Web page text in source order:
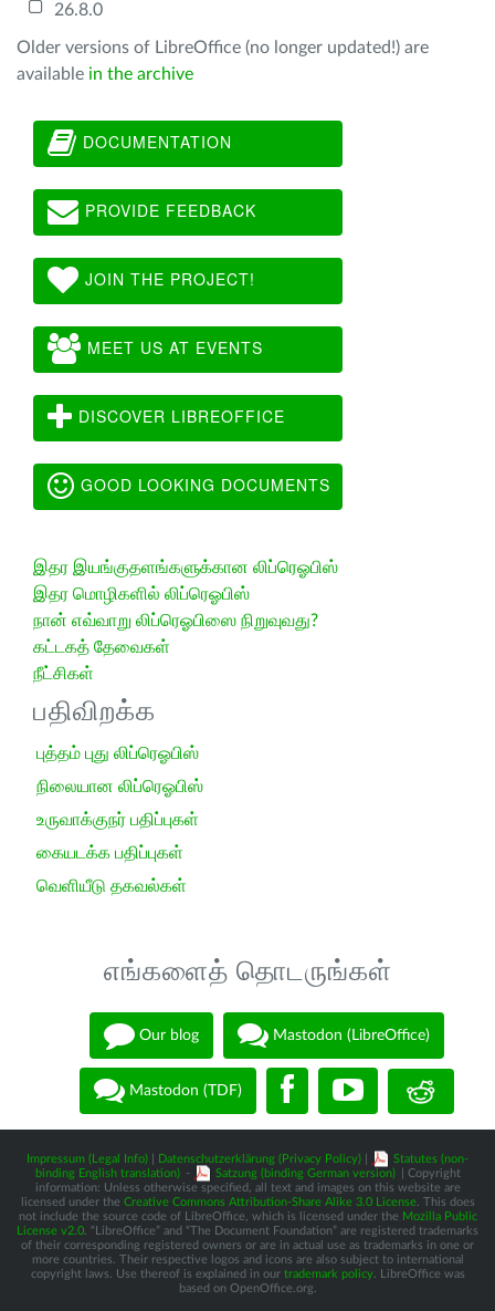
26.8.0
Older versions of LibreOffice (no longer updated!) are
available in the archive
DOCUMENTATION
PROVIDE FEEDBACK
JOIN THE PROJECT!
MEET US AT EVENTS
DISCOVER LIBREOFFICE
GOOD LOOKING DOCUMENTS
இதர இயங்குதளங்களுக்கான லிப்ரெஓபிஸ்
இதர மொழிகளில் லிப்ரெஓபிஸ்
நான் எவ்வாறு லிப்ரெஓபிஸை நிறுவுவது?
கட்டகத் தேவைகள்
நீட்சிகள்
பதிவிறக்க
புத்தம் புது லிப்ரெஓபிஸ்
நிலையான லிப்ரெஓபிஸ்
உருவாக்குநர் பதிப்புகள்
கையடக்க பதிப்புகள்
வெளியீடு தகவல்கள்
எங்களைத் தொடருங்கள்
Our blog Mastodon (LibreOffice)
Mastodon (TDF)
Impressum (Legal Info) Datenschutzerklärung (Privacy Policy)
Statutes (non-
binding English translation) - Satzung (binding German version)
| Copyright
information: Unless otherwise specified, all text and images on this website are
licensed under the Creative Commons Attribution-Share Alike 3.0 License. This does
not include the source code of LibreOffice, which is licensed under the Mozilla Public
License v2.0 . “LibreOffice” and “The Document Foundation” are registered trademarks
of their corresponding registered owners or are in actual use as trademarks in one or
more countries. Their respective logos and icons are also subject to international
copyright laws. Use thereof is explained in our trademark policy. LibreOffice was
based on OpenOffice.org.